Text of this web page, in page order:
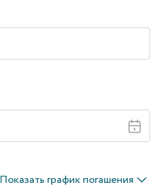
Показать график погашения